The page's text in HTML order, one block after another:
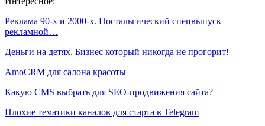
Реклама 90-х и 2000-х. Ностальгический спецвыпуск
рекламной…
Деньги на детях. Бизнес который никогда не прогорит!
AmoCRM для салона красоты
Какую CMS выбрать для SEO-продвижения сайта?
Плохие тематики каналов для старта в Telegram